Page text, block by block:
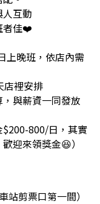
互動
者佳❤️
上晚班，依店內需
店裡安排
與薪資一同發放
$200-800/日，其實
迎來領獎金😆）
剪票口第一間）